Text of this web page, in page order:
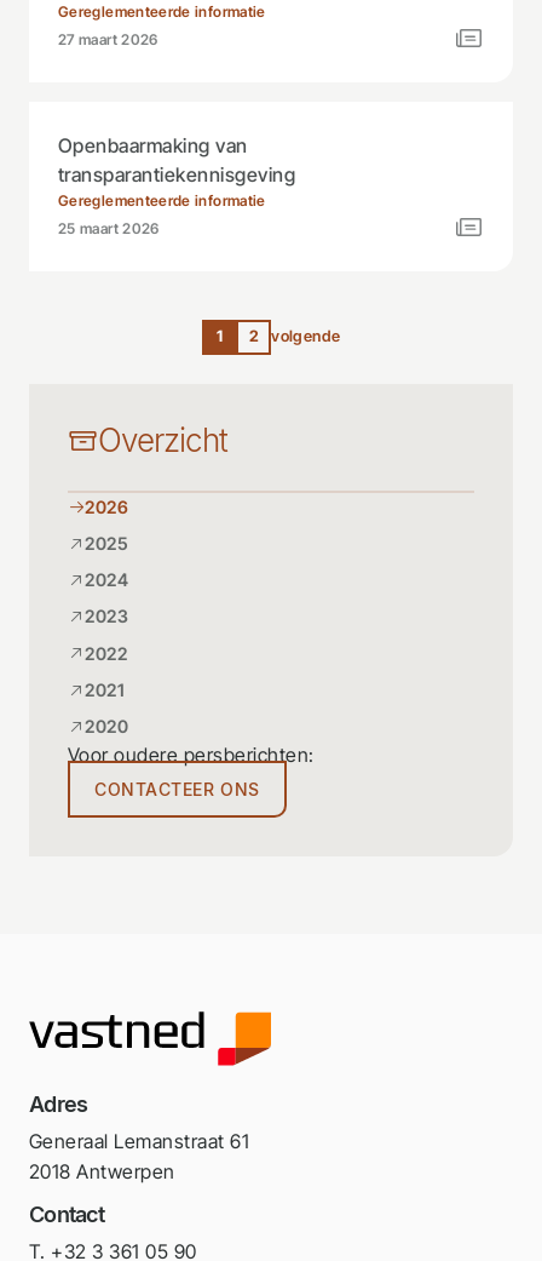
Gereglementeerde informatie
27 maart 2026
Openbaarmaking van
transparantiekennisgeving
Gereglementeerde informatie
25 maart 2026
1 2 volgende
Overzicht
2026
2025
2024
2023
2022
2021
2020
Voor oudere persberichten:
CONTACTEER ONS
Adres
Generaal Lemanstraat 61
2018 Antwerpen
Contact
T. +32 3 361 05 90